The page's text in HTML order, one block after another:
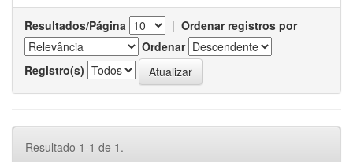
Resultados/Página | Ordenar registros por
Ordenar
Registro(s)
Resultado 1-1 de 1.